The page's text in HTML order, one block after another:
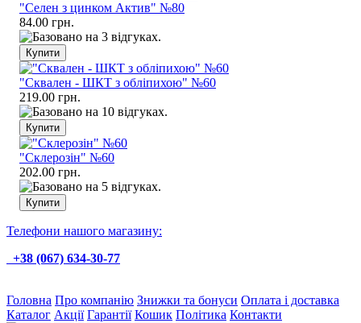
"Селен з цинком Актив" №80
84.00 грн.
"Сквален - ШКТ з обліпихою" №60
219.00 грн.
"Склерозін" №60
202.00 грн.
Телефони нашого магазину:
+38 (067) 634-30-77
Головна Про компанію Знижки та бонуси Оплата і доставка
Каталог Акції Гарантії Кошик Політика Контакти